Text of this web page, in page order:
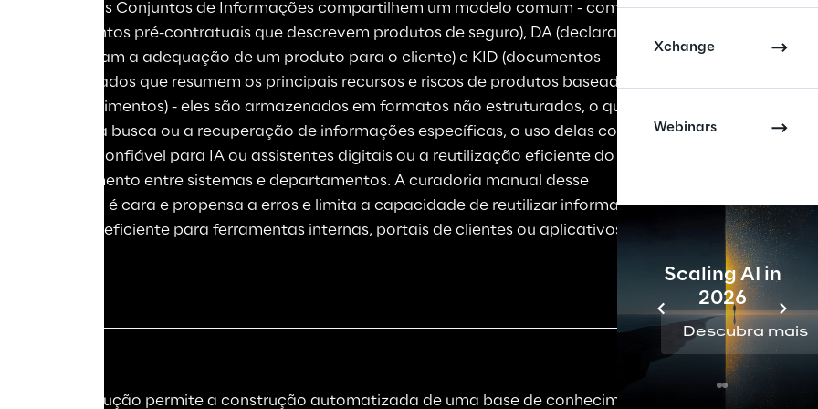
Xchange
Webinars
Scaling AI in
2026
Descubra mais
Embora os Conjuntos de Informações compartilhem um modelo comum - como DIP
(documentos pré-contratuais que descrevem produtos de seguro), DA (declarações
que avaliam a adequação de um produto para o cliente) e KID (documentos
padronizados que resumem os principais recursos e riscos de produtos baseados
em investimentos) - eles são armazenados em formatos não estruturados, o que
dificulta a busca ou a recuperação de informações específicas, o uso delas como
entrada confiável para IA ou assistentes digitais ou a reutilização eficiente do
conhecimento entre sistemas e departamentos. A curadoria manual desse
conteúdo é cara e propensa a erros e limita a capacidade de reutilizar informações
de forma eficiente para ferramentas internas, portais de clientes ou aplicativos de
Nossa solução permite a construção automatizada de uma base de conhecimento